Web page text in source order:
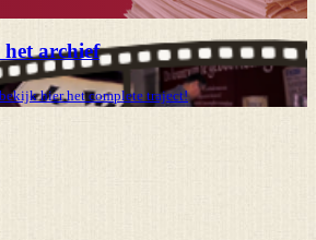
archief
hier het complete traject!